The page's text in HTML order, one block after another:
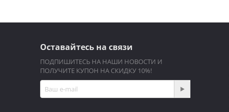
Оставайтесь на связи
ПОДПИШИТЕСЬ НА НАШИ НОВОСТИ И
ПОЛУЧИТЕ КУПОН НА СКИДКУ 10%!